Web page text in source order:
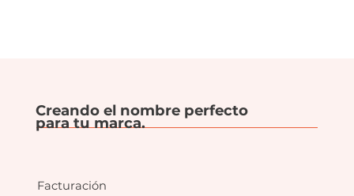
Creando el nombre perfecto
para tu marca.
Facturación